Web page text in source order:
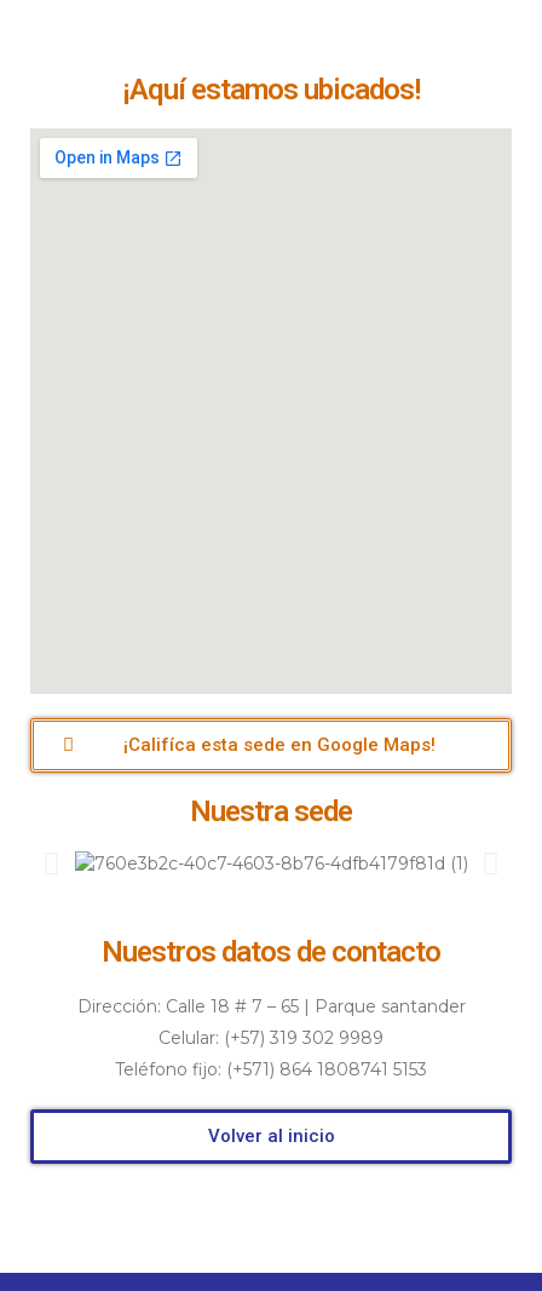
¡Aquí estamos ubicados!
¡Califíca esta sede en Google Maps!
Nuestra sede
Nuestros datos de contacto
Dirección: Calle 18 # 7 – 65 | Parque santander
Celular: (+57) 319 302 9989
Teléfono fijo: (+571) 864 1808741 5153
Volver al inicio